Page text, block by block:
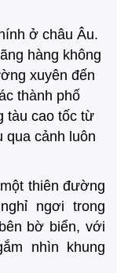
ở châu Âu.
hàng không
xuyên đến
thành phố
tàu cao tốc từ
qua cảnh luôn
thiên đường
ngơi trong
n bờ biển, với
nhìn khung